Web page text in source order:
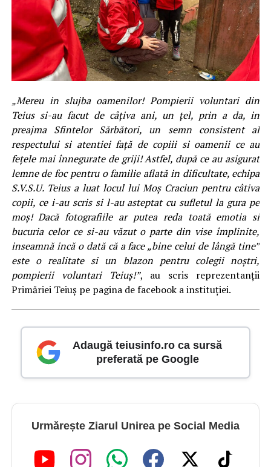
„Mereu in slujba oamenilor! Pompierii voluntari din
Teius si-au facut de câțiva ani, un țel, prin a da, in
preajma Sfintelor Sărbători, un semn consistent al
respectului si atentiei față de copiii si oamenii ce au
fețele mai înnegurate de griji! Astfel, după ce au asigurat
lemne de foc pentru o familie aflată in dificultate, echipa
S.V.S.U. Teius a luat locul lui Moș Craciun pentru câtiva
copii, ce i-au scris si l-au asteptat cu sufletul la gura pe
moș! Dacă fotografiile ar putea reda toată emotia si
bucuria celor ce si-au văzut o parte din vise împlinite,
inseamnă incă o dată că a face „bine celui de lângă tine”
este o realitate si un blazon pentru colegii noștri,
pompierii voluntari Teiuș!”, au scris reprezentanții
Primăriei Teiuș pe pagina de facebook a instituției.
Adaugă teiusinfo.ro ca sursă
preferată pe Google
Urmărește Ziarul Unirea pe Social Media